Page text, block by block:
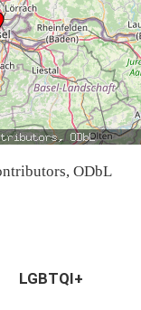
ODbL
LGBTQI+